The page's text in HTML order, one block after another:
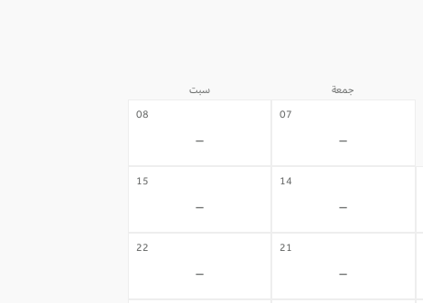
جمعة سبت
07
-
08
-
14
-
15
-
21
-
22
-